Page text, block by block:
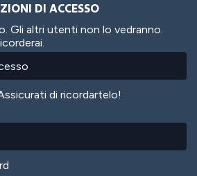
DI ACCESSO
Gli altri utenti non lo vedranno.
di ricordartelo!